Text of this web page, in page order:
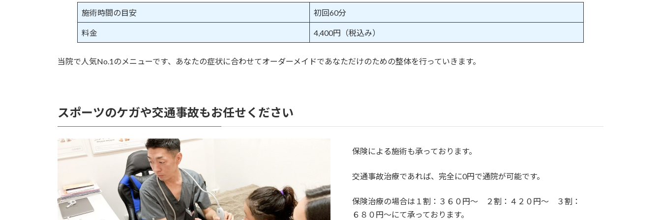
施術時間の目安 初回60分
料金 4,400円（税込み）
当院で人気No.1のメニューです、あなたの症状に合わせてオーダーメイドであなただけのための整体を行っていきます。
スポーツのケガや交通事故もお任せください
保険による施術も承っております。
交通事故治療であれば、完全に0円で通院が可能です。
保険治療の場合は１割：３６０円〜 ２割：４２０円〜 ３割：
６８０円〜にて承っております。